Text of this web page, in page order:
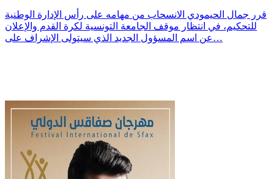
قرر جمال الحيمودي الانسحاب من مهامه على رأس الإدارة الوطنية
للتحكيم، في انتظار موقف الجامعة التونسية لكرة القدم والإعلان
عن اسم المسؤول الجديد الذي سيتولى الإشراف على…